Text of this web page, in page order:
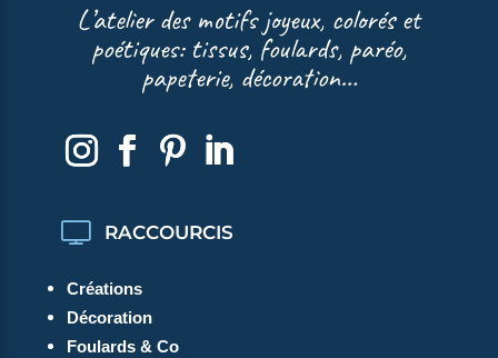
L’atelier des motifs joyeux, colorés et
poétiques: tissus, foulards, paréo,
papeterie, décoration…
RACCOURCIS
Créations
Décoration
Foulards & Co